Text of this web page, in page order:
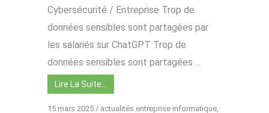
Cybersécurité / Entreprise Trop de
données sensibles sont partagées par
les salariés sur ChatGPT Trop de
données sensibles sont partagées ...
Lire La Suite…
15 mars 2025 / actualités entreprise informatique,